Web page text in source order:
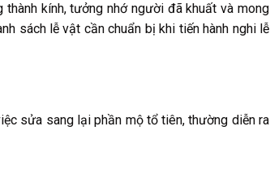
kính, tưởng nhớ người đã khuất và mong
sách lễ vật cần chuẩn bị khi tiến hành nghi lễ
sửa sang lại phần mộ tổ tiên, thường diễn ra